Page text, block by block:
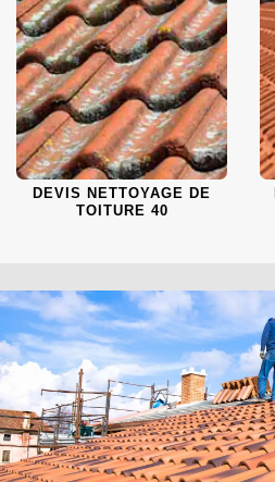
DEVIS NETTOYAGE DE
TOITURE 40